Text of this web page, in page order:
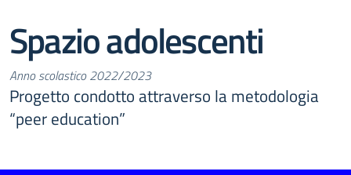
Spazio adolescenti
Anno scolastico 2022/2023
Progetto condotto attraverso la metodologia
“peer education”